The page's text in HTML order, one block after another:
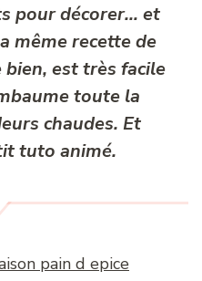
pour décorer… et
même recette de
est très facile
toute la
chaudes. Et
tuto animé.